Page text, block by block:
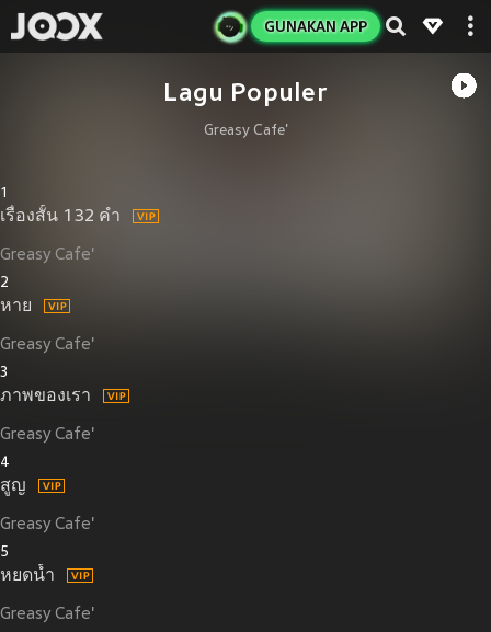
GUNAKAN APP
Lagu Populer
Greasy Cafe'
1
เรื่องสั้น 132 คำ
Greasy Cafe'
2
หาย
Greasy Cafe'
3
ภาพของเรา
Greasy Cafe'
4
สูญ
Greasy Cafe'
5
หยดน้ำ
Greasy Cafe'